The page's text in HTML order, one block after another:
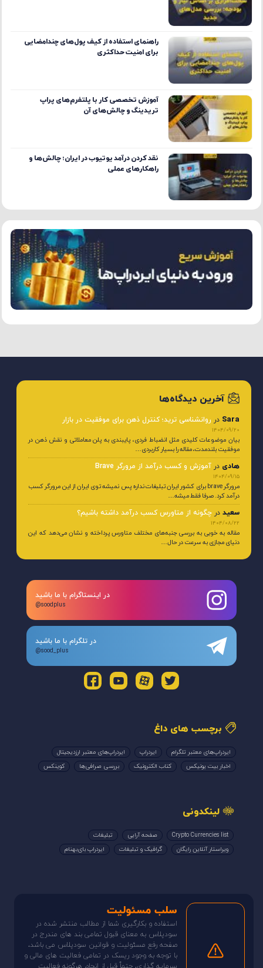
راهنمای استفاده از کیف پول‌های چندامضایی
برای امنیت حداکثری
آموزش تخصصی کار با پلتفرم‌های پراپ
تریدینگ و چالش‌های آن
نقد کردن درآمد یوتیوب در ایران؛ چالش‌ها و
راهکارهای عملی
آخرین دیدگاه‌ها
Sara در روانشناسی ترید؛ کنترل ذهن برای موفقیت در بازار
1404/09/20
بیان موضوعات کلیدی مثل انضباط فردی، پایبندی به پلن معاملاتی و نقش ذهن در
موفقیت بلندمدت، مقاله را بسیار کاربردی…
هادی در آموزش و کسب درآمد از مرورگر Brave
1404/09/15
مرورگر brave برای کشور ایران تبلیغات نداره پس نمیشه توی ایران از این مرورگر کسب
درآمد کرد. صرفا فقط میشه…
سعید در چگونه از متاورس کسب درآمد داشته باشیم؟
1404/08/22
مقاله به خوبی به بررسی جنبه‌های مختلف متاورس پرداخته و نشان می‌دهد که این
دنیای مجازی به سرعت در حال…
در اینستاگرام با ما باشید
@soodplus
در تلگرام با ما باشید
@sood_plus
برچسب های داغ
ایردراپ‌های معتبر تلگرام ایردراپ
ایردراپ‌های معتبر ارزدیجیتال
اخبار بیت یونیکس
کتاب الکترونیک بررسی صرافی‌ها کوینکس
لینکدونی
Crypto Currencies list صفحه آرایی
تبلیغات
ویراستار آنلاین رایگان
گرافیک و تبلیغات ایردراپ بای‌بهنام
سلب مسئولیت
استفاده و بکارگیری شما از مطالب منتشر شده در
سودپلاس به معنای قبول تمامی بند های مندرج در
صفحه رفع مسئولیت و قوانین سودپلاس می باشد،
با توجه به وجود ریسک در تمامی فعالیت های مالی و
سرمایه گذاری، حتماً قبل از انجام هرگونه فعالیت